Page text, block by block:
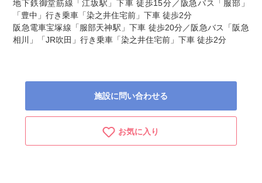
地下鉄御堂筋線「江坂駅」下車 徒歩15分／阪急バス「服部」
「豊中」行き乗車「染之井住宅前」下車 徒歩2分
阪急電車宝塚線「服部天神駅」下車 徒歩20分／阪急バス「阪急
相川」「JR吹田」行き乗車「染之井住宅前」下車 徒歩2分
施設に問い合わせる
お気に入り